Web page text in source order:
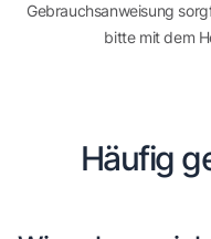
Gebrauchsanweisung
bitte mit dem
Häufig